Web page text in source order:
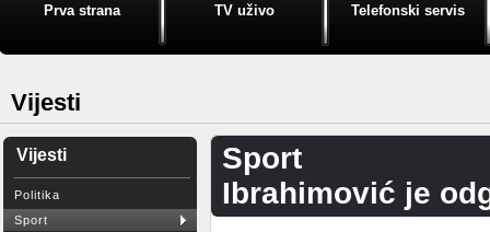
Prva strana TV uživo Telefonski servis
Vijesti
Vijesti
Politika
Sport
Sport
Ibrahimović je